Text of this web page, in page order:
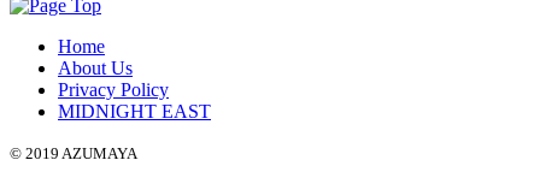
Home
About Us
Privacy Policy
MIDNIGHT EAST
© 2019 AZUMAYA